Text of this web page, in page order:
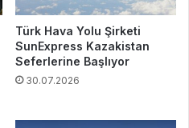
Türk Hava Yolu Şirketi
SunExpress Kazakistan
Seferlerine Başlıyor
30.07.2026